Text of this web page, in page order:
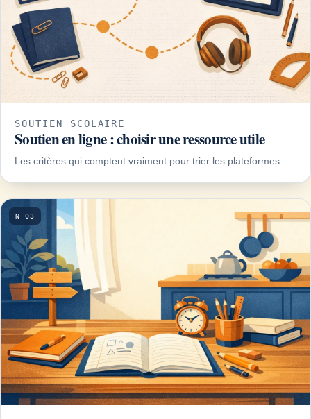
SOUTIEN SCOLAIRE
Soutien en ligne : choisir une ressource utile
Les critères qui comptent vraiment pour trier les plateformes.
N 03